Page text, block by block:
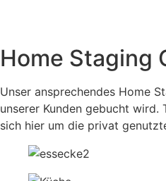
Home Staging
Unser ansprechendes Home
unserer Kunden gebucht wird.
sich hier um die privat